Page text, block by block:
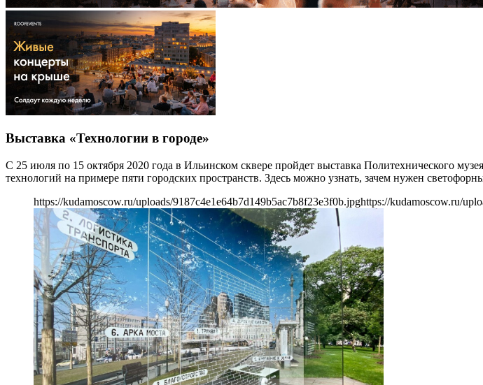
Выставка «Технологии в городе»
С 25 июля по 15 октября 2020 года в Ильинском сквере пройдет выставка Политехнического
технологий на примере пяти городских пространств. Здесь можно узнать, зачем нужен
https://kudamoscow.ru/uploads/9187c4e1e64b7d149b5ac7b8f23e3f0b.jpghttps://kudamoscow.ru/